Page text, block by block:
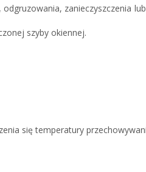
zanieczyszczenia
szyby okiennej.
się temperatury